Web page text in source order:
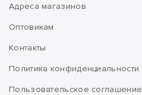
Адреса магазинов
Оптовикам
Контакты
Политика конфиденциальности
Пользовательское соглашение